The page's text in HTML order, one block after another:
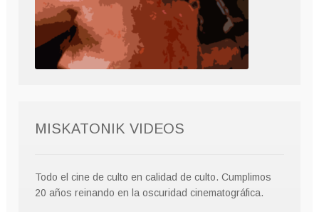
MISKATONIK VIDEOS
Todo el cine de culto en calidad de culto. Cumplimos
20 años reinando en la oscuridad cinematográfica.